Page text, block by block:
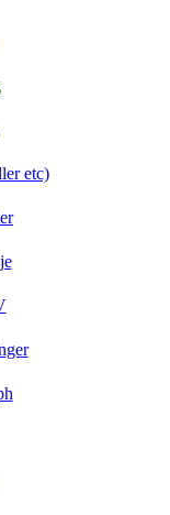
etc)